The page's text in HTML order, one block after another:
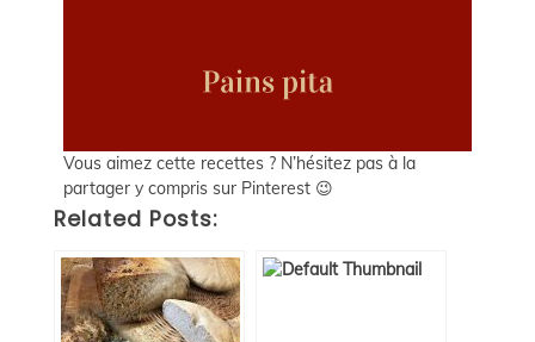
Vous aimez cette recettes ? N’hésitez pas à la
partager y compris sur Pinterest 😉
Related Posts: